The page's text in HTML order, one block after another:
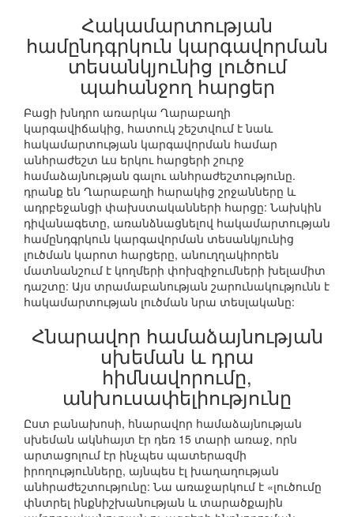
Հակամարտության
համընդգրկուն կարգավորման
տեսանկյունից լուծում
պահանջող հարցեր
Բացի խնդրո առարկա Ղարաբաղի
կարգավիճակից, հատուկ շեշտվում է նաև
հակամարտության կարգավորման համար
անհրաժեշտ ևս երկու հարցերի շուրջ
համաձայնության գալու անհրաժեշտությունը.
դրանք են Ղարաբաղի հարակից շրջանները և
ադրբեջանցի փախստականների հարցը: Նախկին
դիվանագետը, առանձնացնելով հակամարտության
համընդգրկուն կարգավորման տեսանկյունից
լուծման կարոտ հարցերը, անուղղակիորեն
մատնանշում է կողմերի փոխզիջումների խելամիտ
դաշտը: Այս տրամաբանության շարունակությունն է
հակամարտության լուծման նրա տեսլականը:
Հնարավոր համաձայնության
սխեման և դրա
հիմնավորումը,
անխուսափելիությունը
Ըստ բանախոսի, հնարավոր համաձայնության
սխեման ակնհայտ էր դեռ 15 տարի առաջ, որն
արտացոլում էր ինչպես պատերազմի
իրողությունները, այնպես էլ խաղաղության
անհրաժեշտությունը: Նա առաջարկում է «լուծումը
փնտրել ինքնիշխանության և տարածքային